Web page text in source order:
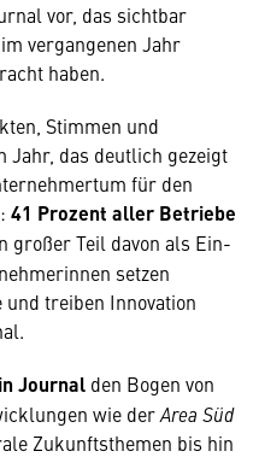
vor, das sichtbar
vergangenen Jahr
haben.
Stimmen und
Jahr, das deutlich gezeigt
für den
41 Prozent aller Betriebe
großer Teil davon als Ein-
setzen
treiben Innovation
Journal den Bogen von
wie derArea Süd
Zukunftsthemen bis hin